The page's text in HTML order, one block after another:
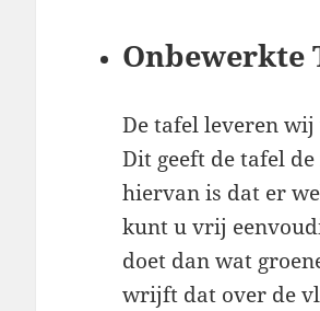
De tafel leveren
Dit geeft de tafel
hiervan is dat er
kunt u vrij
doet dan wat
wrijft dat over de